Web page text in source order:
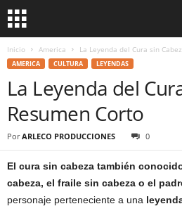
Inicio America La Leyenda del Cura sin
AMERICA CULTURA LEYENDAS
La Leyenda del
Resumen Corto
Por ARLECO PRODUCCIONES 0
El cura sin cabeza también
cabeza, el fraile sin cabeza o el
personaje perteneciente a una